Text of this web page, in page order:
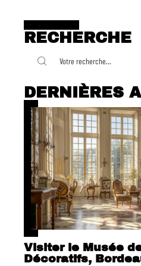
RECHERCHE
DERNIÈRES
Visiter le Musée
Décoratifs,